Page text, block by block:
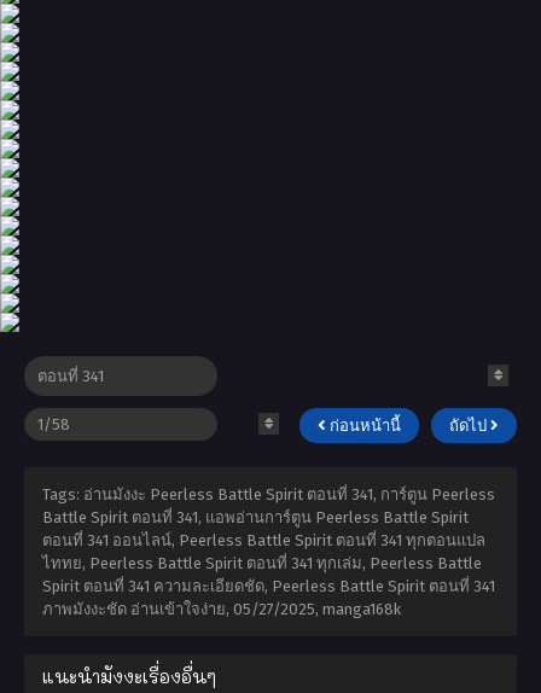
ก่อนหน้านี้ ถัดไป
Tags: อ่านมังงะ Peerless Battle Spirit ตอนที่ 341, การ์ตูน Peerless
Battle Spirit ตอนที่ 341, แอพอ่านการ์ตูน Peerless Battle Spirit
ตอนที่ 341 ออนไลน์, Peerless Battle Spirit ตอนที่ 341 ทุกตอนแปล
ไททย, Peerless Battle Spirit ตอนที่ 341 ทุกเล่ม, Peerless Battle
Spirit ตอนที่ 341 ความละเอียดชัด, Peerless Battle Spirit ตอนที่ 341
ภาพมังงะชัด อ่านเข้าใจง่าย, 05/27/2025, manga168k
แนะนำมังงะเรื่องอื่นๆ